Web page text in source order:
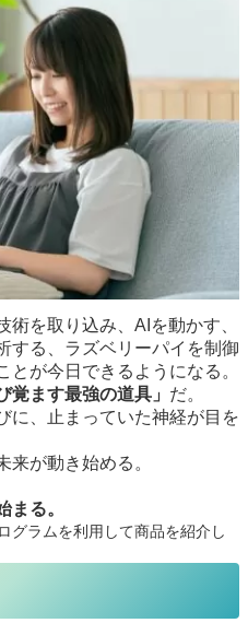
を取り込み、AIを動かす、
する、ラズベリーパイを制御
が今日できるようになる。
覚ます最強の道具」 だ。
に、止まっていた神経が目を
来が動き始める。
まる。
グラムを利用して商品を紹介し